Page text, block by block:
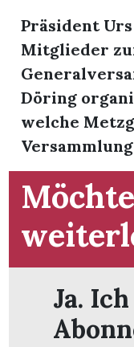
Präsident
Mitglieder
Döring
welche
Ja.